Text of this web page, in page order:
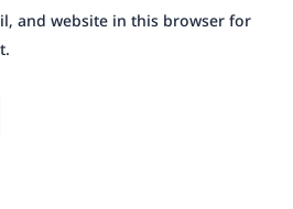
and website in this browser for